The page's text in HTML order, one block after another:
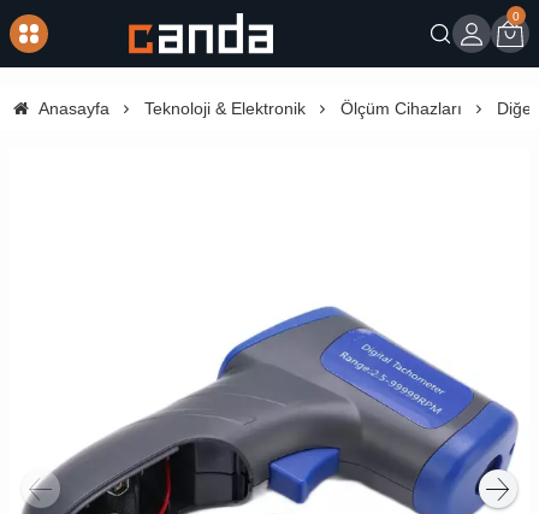
Giriş
0
Anasayfa Teknoloji & Elektronik Ölçüm Cihazları Diğer